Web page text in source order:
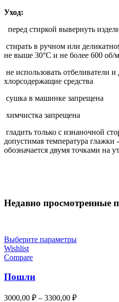
Уход:
перед стиркой вывернуть
стирать в ручном или
не выше 30°С и не более 600 об/
не использовать отбеливатели
хлорсодержащие средства
сушка в машинке запрещена
химчистка запрещена
гладить только с изнаночной
допустимая температура глажки
обозначается двумя точками на
Недавно просмотренные
Выберите параметры
Wishlist
Compare
Пошли
3000,00 ₽ – 3300,00 ₽Диапазон